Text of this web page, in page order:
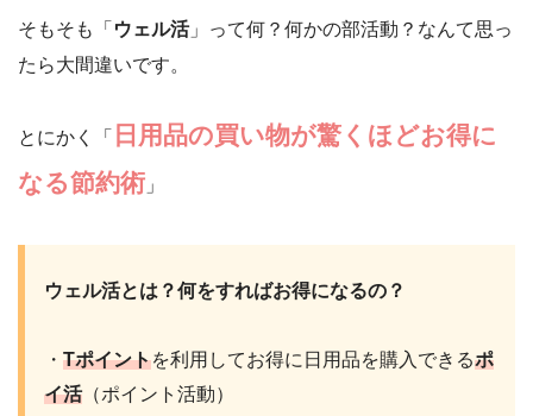
そもそも「 ウェル活」って何？何かの部活動？なんて思っ
たら大間違いです。
とにかく「
日用品の買い物が驚くほどお得に
なる節約術 」
ウェル活とは？何をすればお得になるの？
・ Tポイントを利用してお得に日用品を購入できるポ
イ活（ポイント活動）